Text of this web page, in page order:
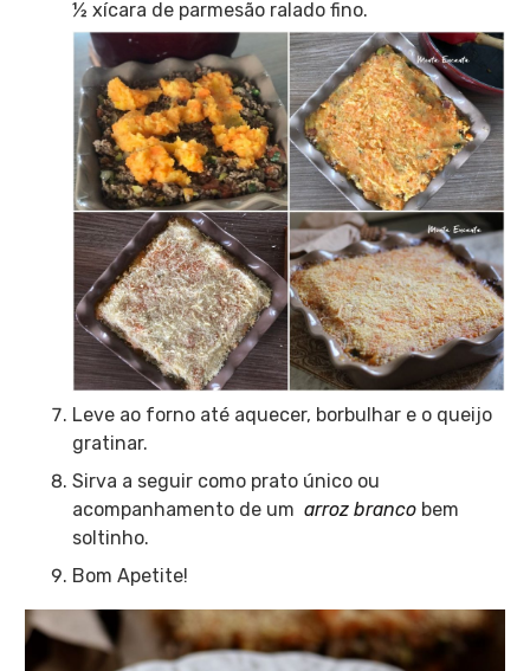
½ xícara de parmesão ralado fino.
Leve ao forno até aquecer, borbulhar e o queijo
gratinar.
Sirva a seguir como prato único ou
acompanhamento de um arroz brancobem
soltinho.
Bom Apetite!